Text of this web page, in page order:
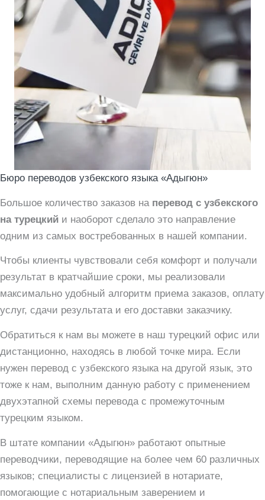
Бюро переводов узбекского языка «Адыгюн»
Большое количество заказов на перевод с узбекского
на турецкий и наоборот сделало это направление
одним из самых востребованных в нашей компании.
Чтобы клиенты чувствовали себя комфорт и получали
результат в кратчайшие сроки, мы реализовали
максимально удобный алгоритм приема заказов, оплату
услуг, сдачи результата и его доставки заказчику.
Обратиться к нам вы можете в наш турецкий офис или
дистанционно, находясь в любой точке мира. Если
нужен перевод с узбекского языка на другой язык, это
тоже к нам, выполним данную работу с применением
двухэтапной схемы перевода с промежуточным
турецким языком.
В штате компании «Адыгюн» работают опытные
переводчики, переводящие на более чем 60 различных
языков; специалисты с лицензией в нотариате,
помогающие с нотариальным заверением и